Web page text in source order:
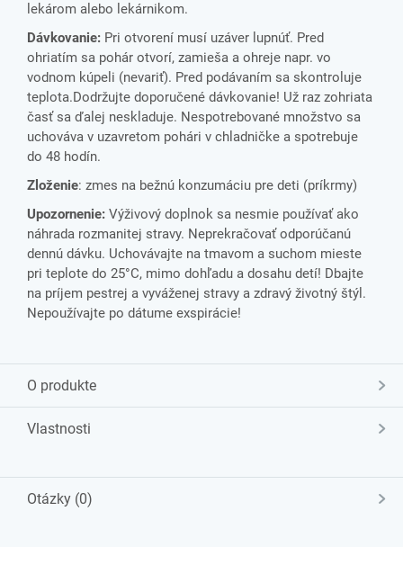
lekárom alebo lekárnikom.
Dávkovanie: Pri otvorení musí uzáver lupnúť. Pred
ohriatím sa pohár otvorí, zamieša a ohreje napr. vo
vodnom kúpeli (nevariť). Pred podávaním sa skontroluje
teplota.Dodržujte doporučené dávkovanie! Už raz zohriata
časť sa ďalej neskladuje. Nespotrebované množstvo sa
uchováva v uzavretom pohári v chladničke a spotrebuje
do 48 hodín.
Zloženie: zmes na bežnú konzumáciu pre deti (príkrmy)
Upozornenie: Výživový doplnok sa nesmie používať ako
náhrada rozmanitej stravy. Neprekračovať odporúčanú
dennú dávku. Uchovávajte na tmavom a suchom mieste
pri teplote do 25°C, mimo dohľadu a dosahu detí! Dbajte
na príjem pestrej a vyváženej stravy a zdravý životný štýl.
Nepoužívajte po dátume exspirácie!
O produkte
Vlastnosti
Otázky (0)